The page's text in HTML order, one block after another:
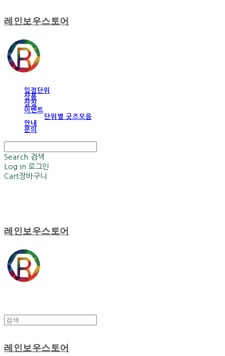
레인보우스토어
입점단위
상품
상징
이벤트
단위별 굿즈모음
안내
문의
Search 검색
Log In 로그인
Cart장바구니
레인보우스토어
레인보우스토어